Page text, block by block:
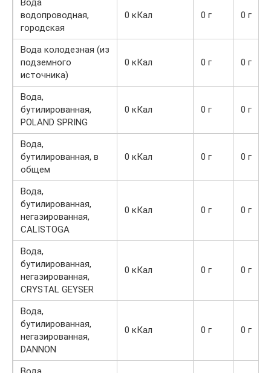
Вода
водопроводная,
городская
0 кКал 0 г 0 г
Вода колодезная (из
подземного
источника)
0 кКал 0 г 0 г
Вода,
бутилированная,
POLAND SPRING
0 кКал 0 г 0 г
Вода,
бутилированная, в
общем
0 кКал 0 г 0 г
Вода,
бутилированная,
негазированная,
CALISTOGA
0 кКал 0 г 0 г
Вода,
бутилированная,
негазированная,
CRYSTAL GEYSER
0 кКал 0 г 0 г
Вода,
бутилированная,
негазированная,
DANNON
0 кКал 0 г 0 г